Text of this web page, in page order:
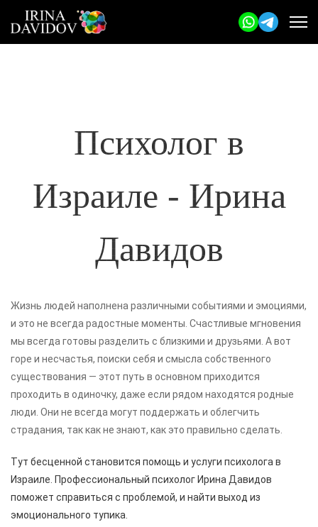
Психолог в
Израиле - Ирина
Давидов
Жизнь людей наполнена различными событиями и эмоциями,
и это не всегда радостные моменты. Счастливые мгновения
мы всегда готовы разделить с близкими и друзьями. А вот
горе и несчастья, поиски себя и смысла собственного
существования — этот путь в основном приходится
проходить в одиночку, даже если рядом находятся родные
люди. Они не всегда могут поддержать и облегчить
страдания, так как не знают, как это правильно сделать.
Тут бесценной становится помощь и услуги психолога в
Израиле. Профессиональный психолог Ирина Давидов
поможет справиться с проблемой, и найти выход из
эмоционального тупика.